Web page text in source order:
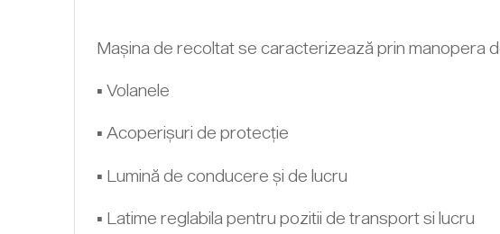
Mașina de recoltat se caracterizează prin manopera
▪ Volanele
▪ Acoperișuri de protecție
▪ Lumină de conducere și de lucru
▪ Latime reglabila pentru pozitii de transport si lucru